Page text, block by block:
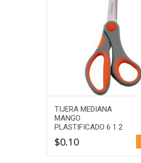
TIJERA MEDIANA
MANGO
PLASTIFICADO 6 1 2
$0.10